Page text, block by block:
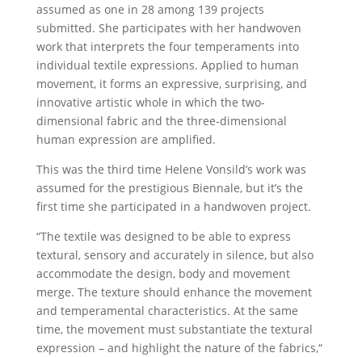
assumed as one in 28 among 139 projects
submitted. She participates with her handwoven
work that interprets the four temperaments into
individual textile expressions. Applied to human
movement, it forms an expressive, surprising, and
innovative artistic whole in which the two-
dimensional fabric and the three-dimensional
human expression are amplified.
This was the third time Helene Vonsild’s work was
assumed for the prestigious Biennale, but it’s the
first time she participated in a handwoven project.
“The textile was designed to be able to express
textural, sensory and accurately in silence, but also
accommodate the design, body and movement
merge. The texture should enhance the movement
and temperamental characteristics. At the same
time, the movement must substantiate the textural
expression – and highlight the nature of the fabrics,“